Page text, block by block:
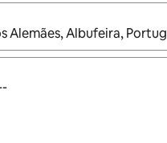
yanapatikana, vinjari